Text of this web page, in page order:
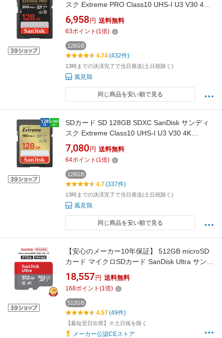
スク Extreme PRO Class10 UHS-I U3 V30 4K
R:200MB/s W:90MB/s 海外リテール
SDSDXXD-128G-GN4IN ◆メ
6,958 円 送料無料
63ポイント (1倍)
128GB
4.74(432件)
13時までの決済完了で当日発送(土日祝除く)
風見鶏
同じ商品を安い順で見る
SDカード SD 128GB SDXC SanDisk サンディ
スク Extreme Class10 UHS-I U3 V30 4K
R:180MB/s W:90MB/s 海外リテール SDSDXVA-
128G-GNCIN ◆メ
7,080 円 送料無料
64ポイント (1倍)
128GB
4.7(337件)
13時までの決済完了で当日発送(土日祝除く)
風見鶏
同じ商品を安い順で見る
【安心のメーカー10年保証】 512GB microSD
カード マイクロSDカード SanDisk Ultra サンデ
ィスク ウルトラ Nintendo Switch / Switch Lite
動作確認済み* SDSQUAC-512G-GH3MA 【 国
内正規品のみ取扱い メーカー公認 CEストア 】
18,557 円 送料無料
168ポイント (1倍)
512GB
4.57(49件)
【最短翌日出荷】※土日祝を除く
メーカー公認CEストア